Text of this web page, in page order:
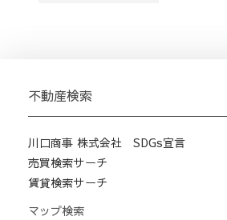
不動産検索
川口商事 株式会社 SDGs宣言
売買検索サーチ
賃貸検索サーチ
マップ検索